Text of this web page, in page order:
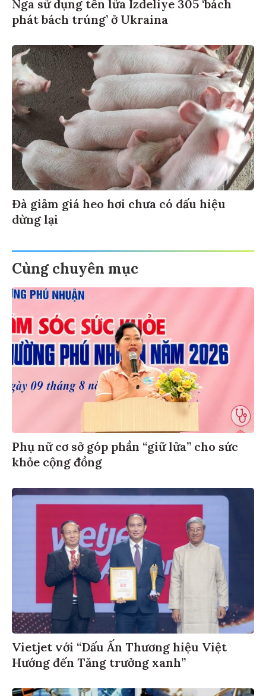
phát bách trúng’ ở Ukraina
Đà giảm giá heo hơi chưa có dấu hiệu
dừng lại
Cùng chuyên mục
Phụ nữ cơ sở góp phần “giữ lửa” cho sức
khỏe cộng đồng
Vietjet với “Dấu Ấn Thương hiệu Việt
Hướng đến Tăng trưởng xanh”